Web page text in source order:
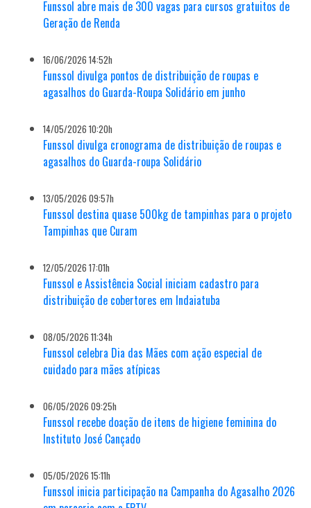
Funssol abre mais de 300 vagas para cursos gratuitos de
Geração de Renda
16/06/2026 14:52h
Funssol divulga pontos de distribuição de roupas e
agasalhos do Guarda-Roupa Solidário em junho
14/05/2026 10:20h
Funssol divulga cronograma de distribuição de roupas e
agasalhos do Guarda-roupa Solidário
13/05/2026 09:57h
Funssol destina quase 500kg de tampinhas para o projeto
Tampinhas que Curam
12/05/2026 17:01h
Funssol e Assistência Social iniciam cadastro para
distribuição de cobertores em Indaiatuba
08/05/2026 11:34h
Funssol celebra Dia das Mães com ação especial de
cuidado para mães atípicas
06/05/2026 09:25h
Funssol recebe doação de itens de higiene feminina do
Instituto José Cançado
05/05/2026 15:11h
Funssol inicia participação na Campanha do Agasalho 2026